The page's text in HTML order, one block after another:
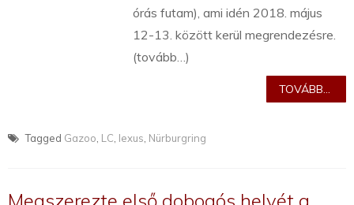
órás futam), ami idén 2018. május
12-13. között kerül megrendezésre.
(tovább…)
TOVÁBB...
Tagged Gazoo LC lexus Nürburgring